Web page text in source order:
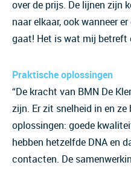
over de prijs. De lijnen zijn
naar elkaar, ook wanneer
gaat! Het is wat mij betreft
Praktische oplossingen
“De kracht van BMN De
zijn. Er zit snelheid in en
oplossingen: goede
hebben hetzelfde DNA en
contacten. De